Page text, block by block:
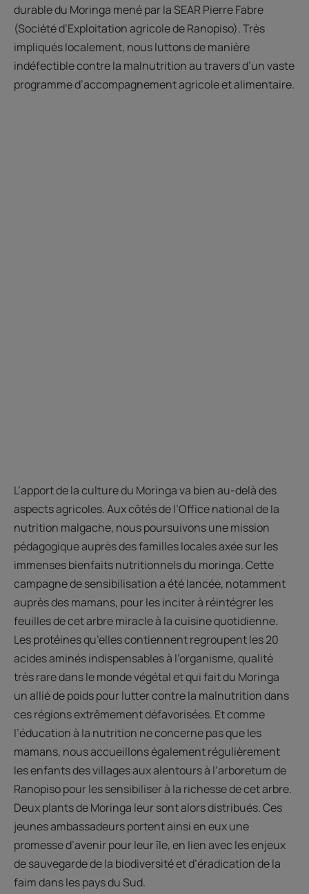
durable du Moringa mené par la SEAR Pierre Fabre
(Société d’Exploitation agricole de Ranopiso). Très
impliqués localement, nous luttons de manière
indéfectible contre la malnutrition au travers d’un vaste
programme d’accompagnement agricole et alimentaire.
L’apport de la culture du Moringa va bien au-delà des
aspects agricoles. Aux côtés de l’Office national de la
nutrition malgache, nous poursuivons une mission
pédagogique auprès des familles locales axée sur les
immenses bienfaits nutritionnels du moringa. Cette
campagne de sensibilisation a été lancée, notamment
auprès des mamans, pour les inciter à réintégrer les
feuilles de cet arbre miracle à la cuisine quotidienne.
Les protéines qu’elles contiennent regroupent les 20
acides aminés indispensables à l’organisme, qualité
très rare dans le monde végétal et qui fait du Moringa
un allié de poids pour lutter contre la malnutrition dans
ces régions extrêmement défavorisées. Et comme
l’éducation à la nutrition ne concerne pas que les
mamans, nous accueillons également régulièrement
les enfants des villages aux alentours à l’arboretum de
Ranopiso pour les sensibiliser à la richesse de cet arbre.
Deux plants de Moringa leur sont alors distribués. Ces
jeunes ambassadeurs portent ainsi en eux une
promesse d’avenir pour leur île, en lien avec les enjeux
de sauvegarde de la biodiversité et d’éradication de la
faim dans les pays du Sud.